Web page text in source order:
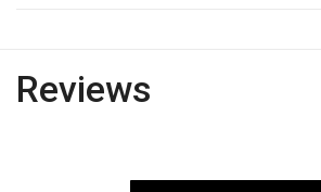
Reviews